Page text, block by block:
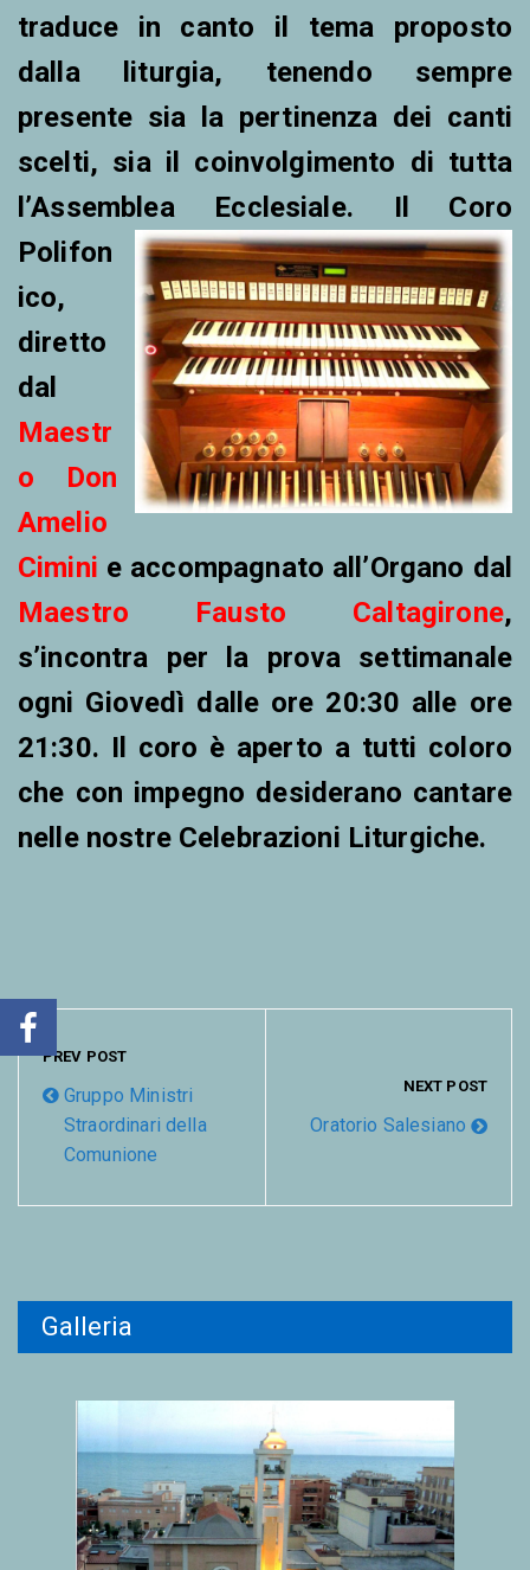
traduce in canto il tema proposto
dalla liturgia, tenendo sempre
presente sia la pertinenza dei canti
scelti, sia il coinvolgimento di tutta
l’AssembleaEcclesiale. Il Coro
Polifon
ico,
diretto
dal
Maestr
o Don
Amelio
Cimini e accompagnato all’Organo dal
Maestro Fausto Caltagirone,
s’incontra per la prova settimanale
ogni Giovedì dalle ore 20:30 alle ore
21:30. Il coro è aperto a tutti coloro
che con impegno desiderano cantare
nelle nostre Celebrazioni Liturgiche.
PREV POST
Gruppo Ministri
Straordinari della
Comunione
NEXT POST
Oratorio Salesiano
Galleria